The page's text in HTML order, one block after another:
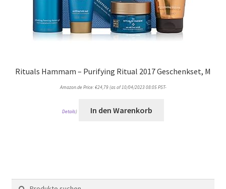
Rituals Hammam – Purifying Ritual 2017 Geschenkset, M
Amazon.de Price:€24,79(as of 10/04/2023 08:05 PST-
Details) In den Warenkorb
Suche
Suche